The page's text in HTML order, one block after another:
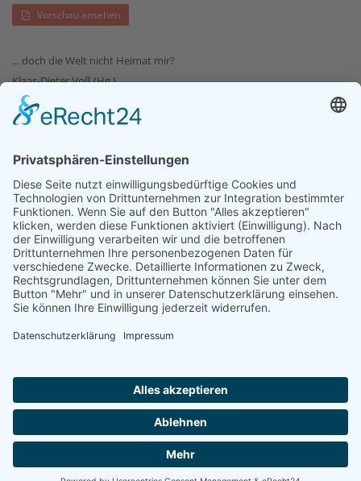
Vorschau ansehen
... doch die Welt nicht Heimat mir?
Klaas-Dieter Voß (Hg.)
XXIV. Band der Bibliothek Ostfriesland
1. Auflage 2013
320 Seiten
Anzahl
In den Warenkorb